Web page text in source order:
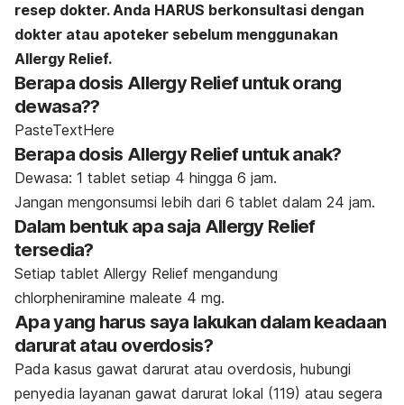
resep dokter. Anda HARUS berkonsultasi dengan
dokter atau apoteker sebelum menggunakan
Allergy Relief.
Berapa dosis Allergy Relief untuk orang
dewasa??
PasteTextHere
Berapa dosis Allergy Relief untuk anak?
Dewasa: 1 tablet setiap 4 hingga 6 jam.
Jangan mengonsumsi lebih dari 6 tablet dalam 24 jam.
Dalam bentuk apa saja Allergy Relief
tersedia?
Setiap tablet Allergy Relief mengandung
chlorpheniramine maleate 4 mg.
Apa yang harus saya lakukan dalam keadaan
darurat atau overdosis?
Pada kasus gawat darurat atau overdosis, hubungi
penyedia layanan gawat darurat lokal (119) atau segera